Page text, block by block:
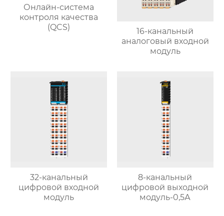
Онлайн-система
контроля качества
(QCS)
16-канальный
аналоговый входной
модуль
32-канальный
цифровой входной
модуль
8-канальный
цифровой выходной
модуль-0,5А